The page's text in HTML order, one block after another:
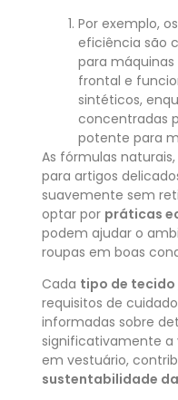
Por exemplo,
eficiência são
para
frontal e
sintéticos,
concentradas
potente para
As fórmulas
para artigos
suavemente sem
optar por práticas
podem ajudar o
roupas em boas
Cada tipo de tecido
requisitos de
informadas sobre
significativamente a
em vestuário,
sustentabilidade